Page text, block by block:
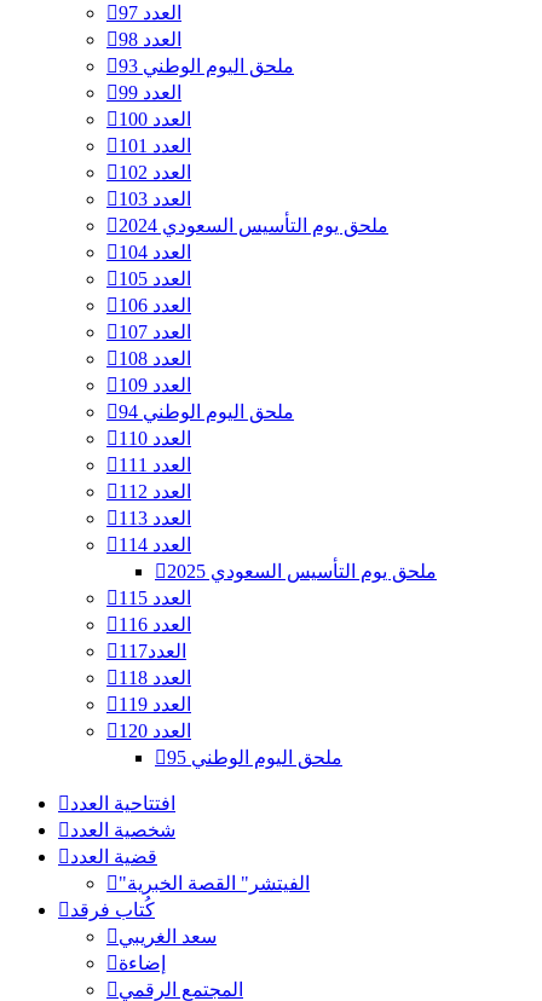
العدد 97
العدد 98
ملحق اليوم الوطني 93
العدد 99
العدد 100
العدد 101
العدد 102
العدد 103
ملحق يوم التأسيس السعودي 2024
العدد 104
العدد 105
العدد 106
العدد 107
العدد 108
العدد 109
ملحق اليوم الوطني 94
العدد 110
العدد 111
العدد 112
العدد 113
العدد 114
ملحق يوم التأسيس السعودي 2025
العدد 115
العدد 116
العدد117
العدد 118
العدد 119
العدد 120
ملحق اليوم الوطني 95
افتتاحية العدد
شخصية العدد
قضية العدد
"الفيتشر" القصة الخبرية
كُتاب فرقد
سعد الغريبي
إضاءة
المجتمع الرقمي